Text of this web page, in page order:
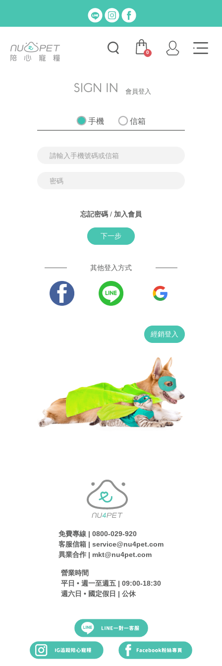
0
會員登入
手機 信箱
忘記密碼 / 加入會員
下一步
其他登入方式
經銷登入
免費專線 | 0800-029-920
客服信箱 | service@nu4pet.com
異業合作 | mkt@nu4pet.com
營業時間
平日 • 週一至週五 | 09:00-18:30
週六日 • 國定假日 | 公休